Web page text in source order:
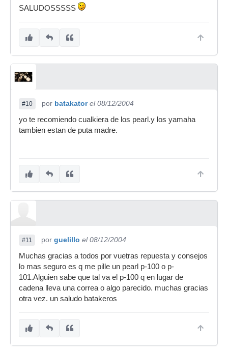
SALUDOSSSSS
#10 por batakator el 08/12/2004
yo te recomiendo cualkiera de los pearl.y los yamaha
tambien estan de puta madre.
#11 por guelillo el 08/12/2004
Muchas gracias a todos por vuetras repuesta y consejos
lo mas seguro es q me pille un pearl p-100 o p-
101.Alguien sabe que tal va el p-100 q en lugar de
cadena lleva una correa o algo parecido. muchas gracias
otra vez. un saludo batakeros